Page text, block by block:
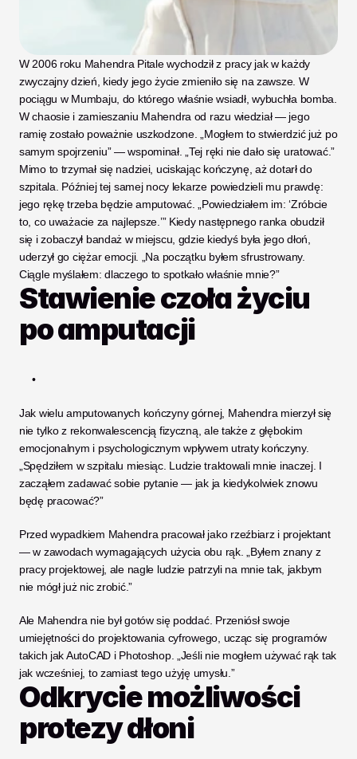
W 2006 roku Mahendra Pitale wychodził z pracy jak w każdy
zwyczajny dzień, kiedy jego życie zmieniło się na zawsze. W
pociągu w Mumbaju, do którego właśnie wsiadł, wybuchła bomba.
W chaosie i zamieszaniu Mahendra od razu wiedział — jego
ramię zostało poważnie uszkodzone. „Mogłem to stwierdzić już po
samym spojrzeniu” — wspominał. „Tej ręki nie dało się uratować.”
Mimo to trzymał się nadziei, uciskając kończynę, aż dotarł do
szpitala. Później tej samej nocy lekarze powiedzieli mu prawdę:
jego rękę trzeba będzie amputować. „Powiedziałem im: ‘Zróbcie
to, co uważacie za najlepsze.’” Kiedy następnego ranka obudził
się i zobaczył bandaż w miejscu, gdzie kiedyś była jego dłoń,
uderzył go ciężar emocji. „Na początku byłem sfrustrowany.
Ciągle myślałem: dlaczego to spotkało właśnie mnie?”
Stawienie czoła życiu
po amputacji
Jak wielu amputowanych kończyny górnej, Mahendra mierzył się
nie tylko z rekonwalescencją fizyczną, ale także z głębokim
emocjonalnym i psychologicznym wpływem utraty kończyny.
„Spędziłem w szpitalu miesiąc. Ludzie traktowali mnie inaczej. I
zacząłem zadawać sobie pytanie — jak ja kiedykolwiek znowu
będę pracować?”
Przed wypadkiem Mahendra pracował jako rzeźbiarz i projektant
— w zawodach wymagających użycia obu rąk. „Byłem znany z
pracy projektowej, ale nagle ludzie patrzyli na mnie tak, jakbym
nie mógł już nic zrobić.”
Ale Mahendra nie był gotów się poddać. Przeniósł swoje
umiejętności do projektowania cyfrowego, ucząc się programów
takich jak AutoCAD i Photoshop. „Jeśli nie mogłem używać rąk tak
jak wcześniej, to zamiast tego użyję umysłu.”
Odkrycie możliwości
protezy dłoni